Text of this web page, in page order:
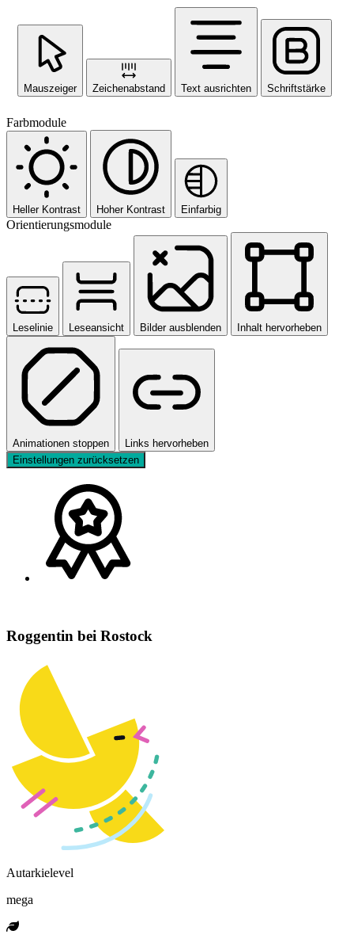
Mauszeiger Zeichenabstand Text ausrichten Schriftstärke
Farbmodule
Heller Kontrast Hoher Kontrast Einfarbig
Orientierungsmodule
Leselinie Leseansicht Bilder ausblenden Inhalt hervorheben
Animationen stoppen
Links hervorheben
Einstellungen zurücksetzen
Roggentin bei Rostock
Autarkielevel
mega